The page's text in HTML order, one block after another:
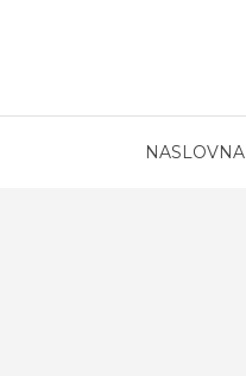
NASLOVNA